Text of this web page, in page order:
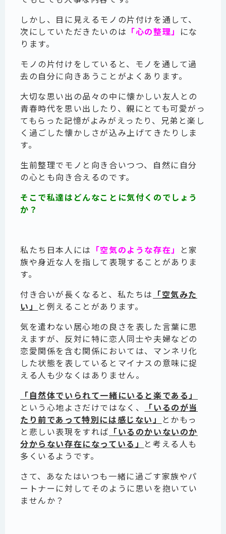
しかし、目に見えるモノの片付けを通して、
次にしていただきたいのは 「心の整理」 にな
ります。
モノの片付けをしていると、モノを通して過
去の自分に向きあうことがよくあります。
大切な思い出の品々の中に懐かしい友人との
青春時代を思い出したり、親にとても可愛がっ
てもらった記憶がよみがえったり、兄弟と楽し
く過ごした懐かしさが込み上げてきたりしま
す。
生前整理でモノと向き合いつつ、自然に自分
の心とも向き合えるのです。
そこで私達はどんなことに気付くのでしょう
か？
私たち日本人には 「空気のような存在」
と家
族や身近な人を指して表現することがありま
す。
付き合いが長くなると、私たちは 「空気みた
い」 と例えることがあります。
気を遣わない居心地の良さを表した言葉に思
えますが、反対に特に恋人同士や夫婦などの
恋愛関係を含む関係においては、マンネリ化
した状態を表しているとマイナスの意味に捉
える人も少なくはありません。
「自然体でいられて一緒にいると楽である」
という心地よさだけではなく、
「いるのが当
たり前であって特別には感じない」
とかもっ
と悲しい表現をすれば 「いるのかいないのか
分からない存在になっている」 と考える人も
多くいるようです。
さて、あなたはいつも一緒に過ごす家族やパ
ートナーに対してそのように思いを抱いてい
ませんか？